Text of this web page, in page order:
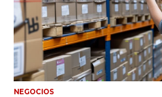
NEGOCIOS